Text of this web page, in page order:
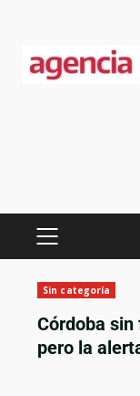
Sin categoría
Córdoba
pero la